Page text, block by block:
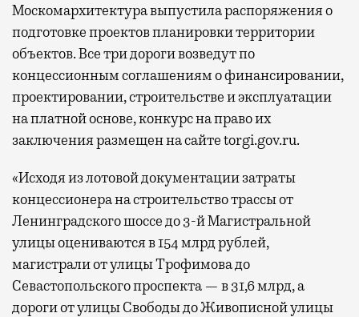
Москомархитектура выпустила распоряжения о
подготовке проектов планировки территории
объектов. Все три дороги возведут по
концессионным соглашениям о финансировании,
проектировании, строительстве и эксплуатации
на платной основе, конкурс на право их
заключения размещен на сайте torgi.gov.ru.
«Исходя из лотовой документации затраты
концессионера на строительство трассы от
Ленинградского шоссе до 3-й Магистральной
улицы оцениваются в 154 млрд рублей,
магистрали от улицы Трофимова до
Севастопольского проспекта — в 31,6 млрд, а
дороги от улицы Свободы до Живописной улицы